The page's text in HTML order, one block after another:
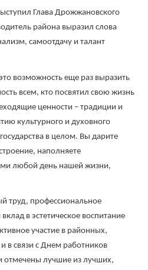
Глава Дрожжановского
района выразил слова
самоотдачу и талант
возможность еще раз выразить
всем, кто посвятил свою жизнь
ценности – традиции и
культурного и духовного
в целом. Вы дарите
наполняете
любой день нашей жизни,
труд, профессиональное
в эстетическое воспитание
участие в районных,
в связи с Днем работников
отмечены лучшие из лучших,